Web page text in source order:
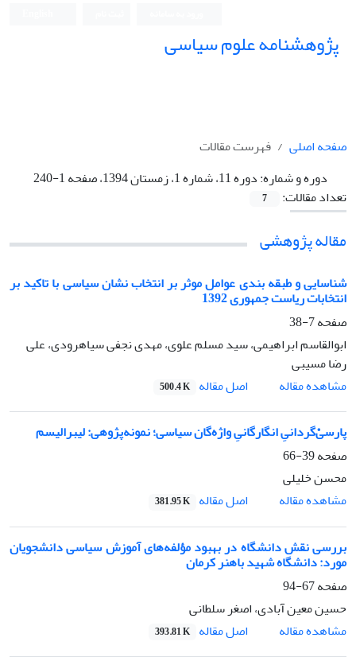
پژوهشنامه علوم سیاسی
صفحه اصلی
فهرست مقالات
دوره و شماره:دوره 11، شماره 1، زمستان 1394، صفحه 1-240
تعداد مقالات:
7
مقاله پژوهشی
شناسایی و طبقه بندی عوامل موثر بر انتخاب نشان سیاسی با تاکید بر
انتخابات ریاست جمهوری 1392
صفحه7-38
ابوالقاسم ابراهیمی، سید مسلم علوی، مهدی نجفی سیاهرودی، علی
رضا مسیبی
مشاهده مقاله
اصل مقاله 500.4 K
پارسیْ‌گردانیِ انگارگانیِ واژ‌ه‌گان سیاسی؛ نمونه‌پژوهی: لیبرالیسم
صفحه39-66
محسن خلیلی
مشاهده مقاله
اصل مقاله 381.95 K
بررسی نقش دانشگاه در بهبود مؤلفه‌های آموزش سیاسی دانشجویان
مورد: دانشگاه شهید باهنر کرمان
صفحه67-94
حسین معین آبادی، اصغر سلطانی
مشاهده مقاله
اصل مقاله 393.81 K